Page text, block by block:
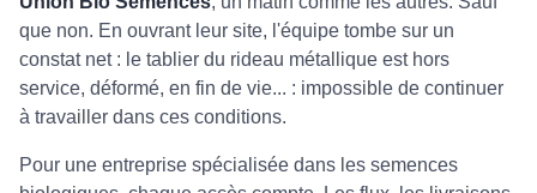
que non. En ouvrant leur site, l'équipe tombe sur un
constat net : le tablier du rideau métallique est hors
service, déformé, en fin de vie... : impossible de continuer
à travailler dans ces conditions.
Pour une entreprise spécialisée dans les semences